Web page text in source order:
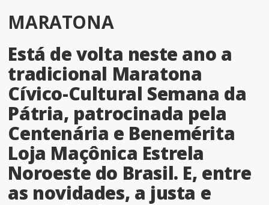
MARATONA
Está de volta neste ano a
tradicional Maratona
Cívico-Cultural Semana da
Pátria, patrocinada pela
Centenária e Benemérita
Loja Maçônica Estrela
Noroeste do Brasil. E, entre
as novidades, a justa e